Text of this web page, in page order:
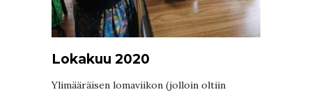
Lokakuu 2020
Ylimääräisen lomaviikon (jolloin oltiin